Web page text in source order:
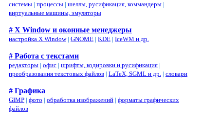
системы | процессы | шеллы, русификация, коммандеры |
виртуальные машины, эмуляторы
# X Window и оконные менеджеры
настройка X Window| GNOME | KDE | IceWM и др.
# Работа с текстами
редакторы | офис | шрифты, кодировки и русификация |
преобразования текстовых файлов | LaTeX, SGML и др. | словари
# Графика
GIMP | фото | обработка изображений | форматы графических
файлов